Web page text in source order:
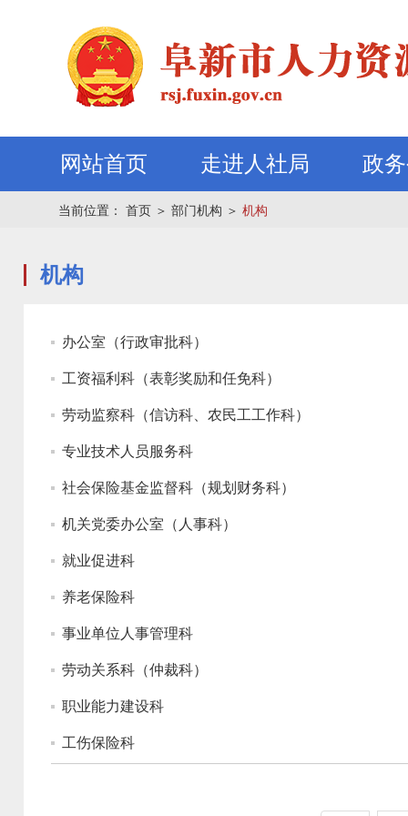
网站首页 走进人社局 政
当前位置： 首页 ＞ 部门机构 ＞ 机构
机构
办公室（行政审批科）
工资福利科（表彰奖励和任免科）
劳动监察科（信访科、农民工工作科）
专业技术人员服务科
社会保险基金监督科（规划财务科）
机关党委办公室（人事科）
就业促进科
养老保险科
事业单位人事管理科
劳动关系科（仲裁科）
职业能力建设科
工伤保险科